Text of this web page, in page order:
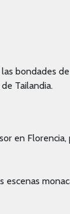
bondades de
Tailandia.
en Florencia,
escenas